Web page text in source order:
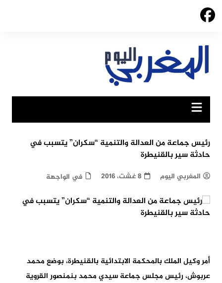
Skip
رئيس جماعة من العدالة والتنمية “سكران” يتسبب في
حادثة سير بالقنيطرة
المغربي اليوم 8 غشت، 2016 في الواجهة
أمر وكيل الملك بالمحكمة الابتدائية بالقنيطرة، بوضع محمد
عربوش، رئيس مجلس جماعة سيدي محمد بنمنصور القروية